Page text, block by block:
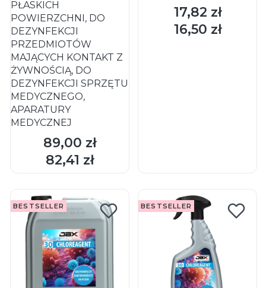
PŁASKICH
POWIERZCHNI, DO
DEZYNFEKCJI
PRZEDMIOTÓW
MAJĄCYCH KONTAKT Z
ŻYWNOŚCIĄ, DO
DEZYNFEKCJI SPRZĘTU
MEDYCZNEGO,
APARATURY
MEDYCZNEJ
Cena
89,00 zł
Cena
82,41 zł
DO KOSZYKA
Cena
17,82 zł
Cena
16,50 zł
BESTSELLER BESTSELLER